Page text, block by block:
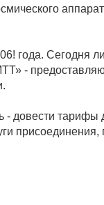
года. Сегодня
-
- довести тарифы